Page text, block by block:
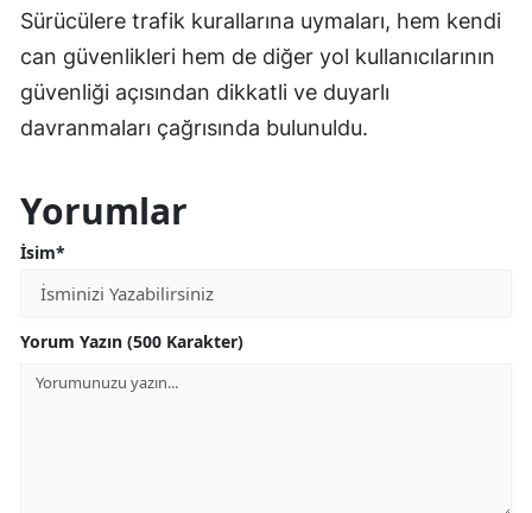
Sürücülere trafik kurallarına uymaları, hem kendi
can güvenlikleri hem de diğer yol kullanıcılarının
güvenliği açısından dikkatli ve duyarlı
davranmaları çağrısında bulunuldu.
Yorumlar
İsim*
Yorum Yazın (500 Karakter)